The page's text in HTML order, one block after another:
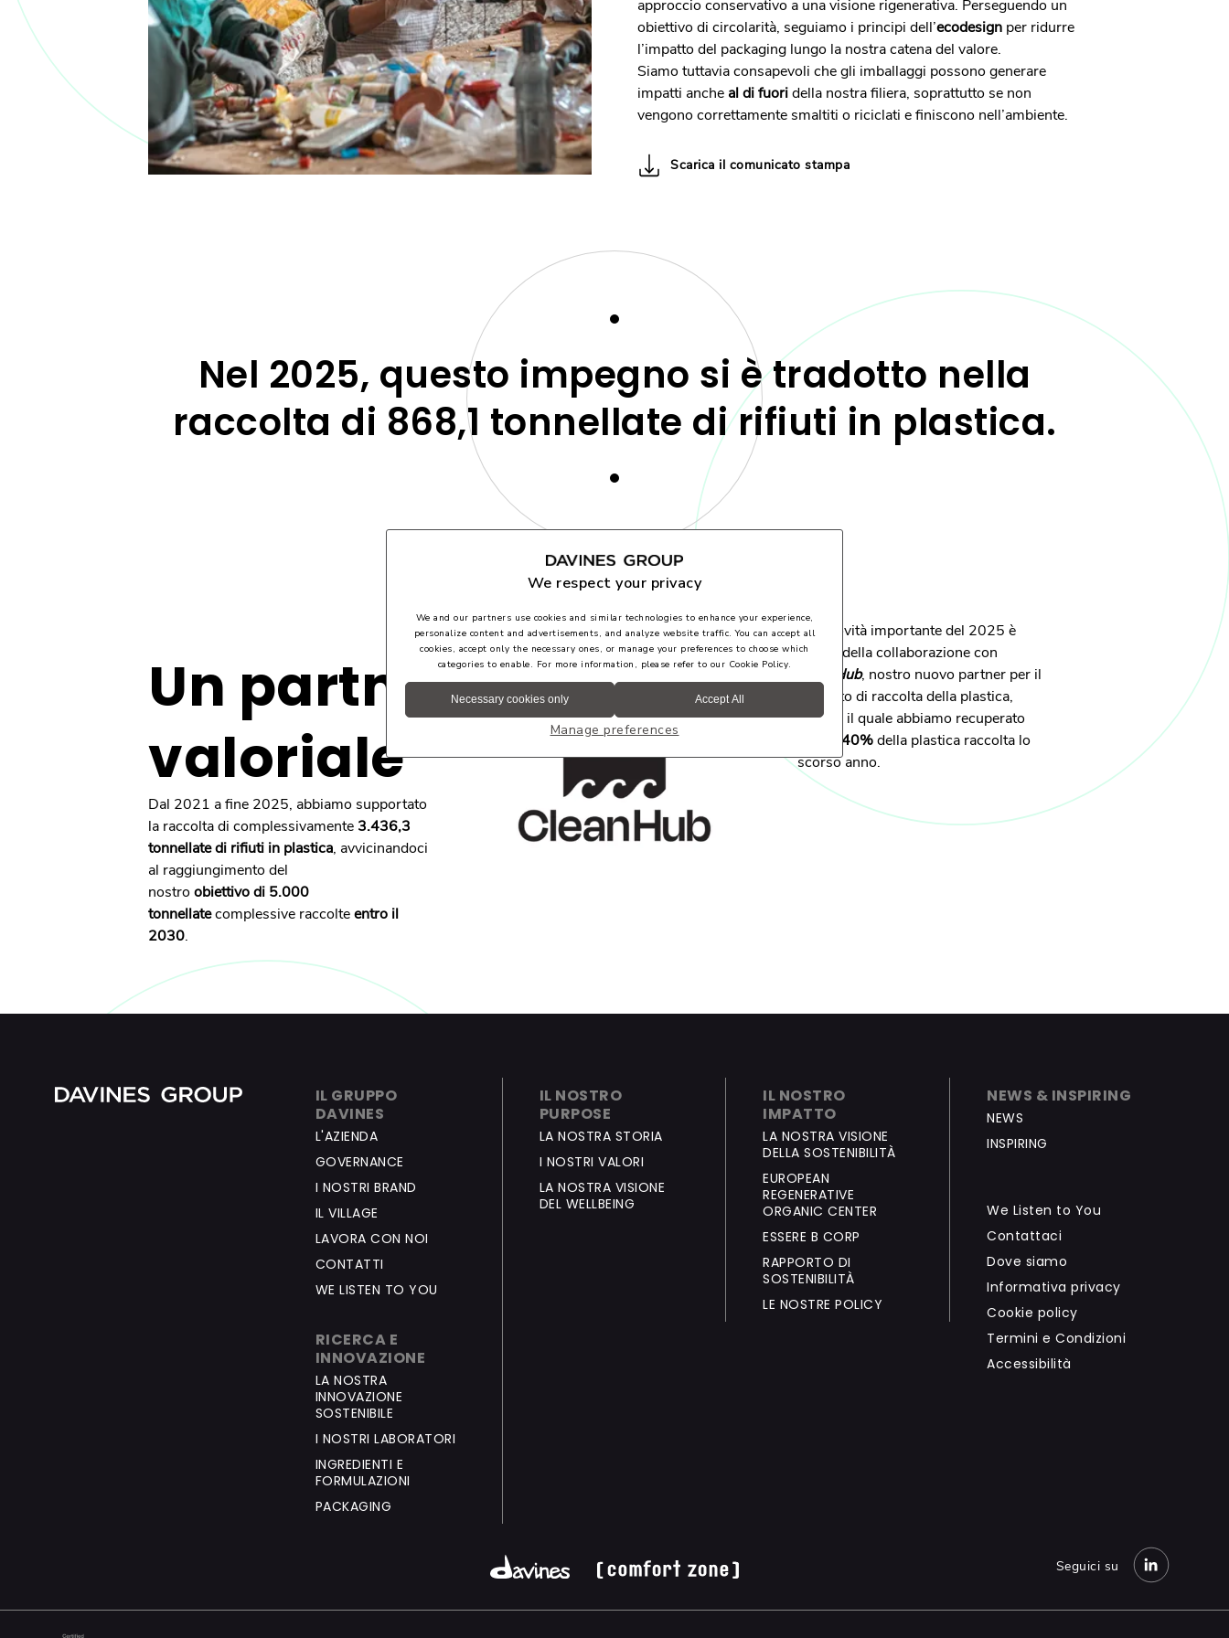
We respect your privacy
We and our partners use cookies and similar technologies to enhance your experience,
personalize content and advertisements, and analyze website traffic. You can accept all
cookies, accept only the necessary ones, or manage your preferences to choose which
categories to enable. For more information, please refer to our Cookie Policy.
Accept All
Necessary cookies only
Manage preferences
approccio conservativo a una visione rigenerativa. Perseguendo un
obiettivo di circolarità, seguiamo i principi dell’ecodesign per ridurre
l’impatto del packaging lungo la nostra catena del valore.
Siamo tuttavia consapevoli che gli imballaggi possono generare
impatti anche al di fuoridella nostra filiera, soprattutto se non
vengono correttamente smaltiti o riciclati e finiscono nell’ambiente.
Scarica il comunicato stampa
Nel 2025, questo impegno si è tradotto nella
raccolta di 868,1 tonnellate di rifiuti in plastica.
Un partner
valoriale
Dal 2021 a fine 2025, abbiamo supportato
la raccolta di complessivamente 3.436,3
tonnellate di rifiuti in plastica, avvicinandoci
al raggiungimento del
nostro obiettivo di 5.000
tonnellatecomplessive raccolteentro il
2030.
Una novità importante del 2025 è
l’avvio della collaborazione con
CleanHub, nostro nuovo partner per il
progetto di raccolta della plastica,
tramite il quale abbiamo recuperato
40%della plastica raccolta lo
scorso anno.
IL GRUPPO
DAVINES
L'AZIENDA
GOVERNANCE
I NOSTRI BRAND
IL VILLAGE
LAVORA CON NOI
CONTATTI
WE LISTEN TO YOU
IL NOSTRO
PURPOSE
LA NOSTRA STORIA
I NOSTRI VALORI
LA NOSTRA VISIONE
DEL WELLBEING
IL NOSTRO
IMPATTO
LA NOSTRA VISIONE
DELLA SOSTENIBILITÀ
EUROPEAN
REGENERATIVE
ORGANIC CENTER
ESSERE B CORP
RAPPORTO DI
SOSTENIBILITÀ
LE NOSTRE POLICY
RICERCA E
INNOVAZIONE
LA NOSTRA
INNOVAZIONE
SOSTENIBILE
I NOSTRI LABORATORI
INGREDIENTI E
FORMULAZIONI
PACKAGING
NEWS & INSPIRING
NEWS
INSPIRING
We Listen to You
Contattaci
Dove siamo
Informativa privacy
Cookie policy
Termini e Condizioni
Accessibilità
Seguici su